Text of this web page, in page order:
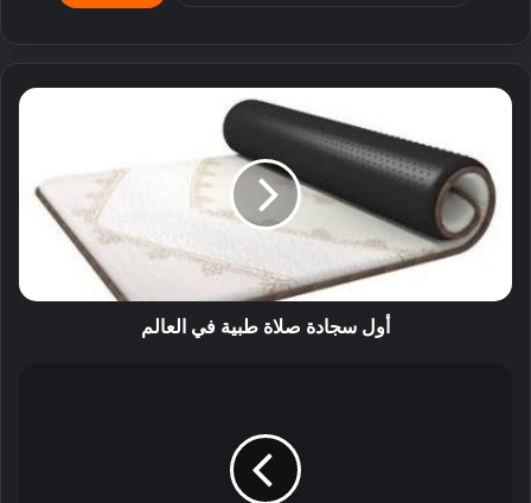
أول سجادة صلاة طبية في العالم